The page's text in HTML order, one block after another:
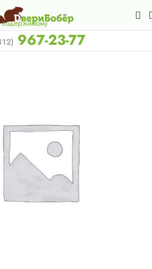
содержимому
км. от КАД.
967-23-77